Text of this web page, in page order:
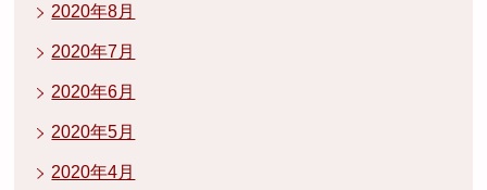
2020年8月
2020年7月
2020年6月
2020年5月
2020年4月